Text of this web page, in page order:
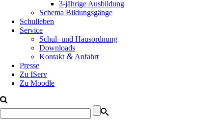
3-jährige Ausbildung
Schema Bildungsgänge
Schulleben
Service
Schul- und Hausordnung
Downloads
Kontakt & Anfahrt
Presse
Zu IServ
Zu Moodle